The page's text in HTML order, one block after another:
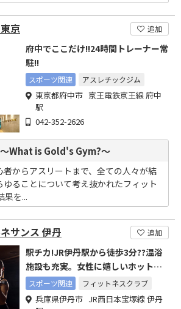
京 追加
府中でここだけ!!24時間トレーナー常
駐!!
スポーツ関連 アスレチックジム
東京都府中市 京王電鉄京王線 府中
駅
042-352-2626
What is Gold's Gym?～
者からアスリートまで、全ての人々が結
ることについて考え抜かれたフィット
果を...
サンス 伊丹 追加
駅チカ!JR伊丹駅から徒歩3分??温浴
施設も充実。女性に嬉しいホットヨ
ガスタジオも完備!!
スポーツ関連 フィットネスクラブ
兵庫県伊丹市 JR西日本宝塚線 伊丹